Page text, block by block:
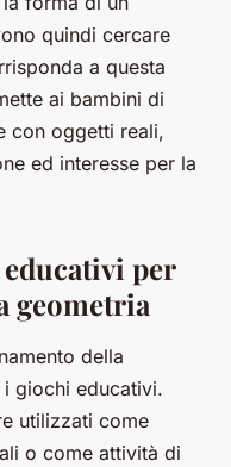
quindi cercare
a questa
ai bambini di
con oggetti reali,
ed interesse per la
per
geometria
della
giochi educativi.
utilizzati come
o come attività di